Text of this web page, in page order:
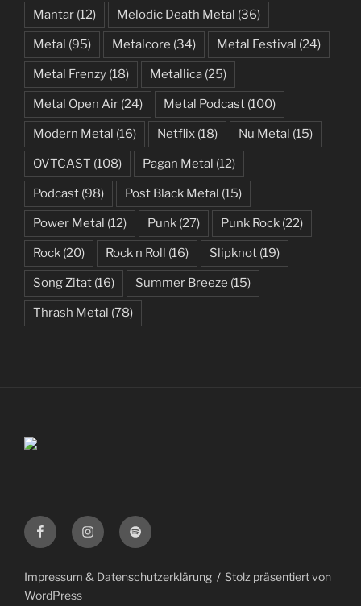
Mantar (12) Melodic Death Metal (36)
Metal (95) Metalcore (34) Metal Festival (24)
Metal Frenzy (18) Metallica (25)
Metal Open Air (24) Metal Podcast (100)
Modern Metal (16) Netflix (18) Nu Metal (15)
OVTCAST (108) Pagan Metal (12)
Podcast (98) Post Black Metal (15)
Power Metal (12) Punk (27) Punk Rock (22)
Rock (20) Rock n Roll (16) Slipknot (19)
Song Zitat (16) Summer Breeze (15)
Thrash Metal (78)
FacebookInstagramSpotify
Impressum & Datenschutzerklärung
Stolz präsentiert von
WordPress